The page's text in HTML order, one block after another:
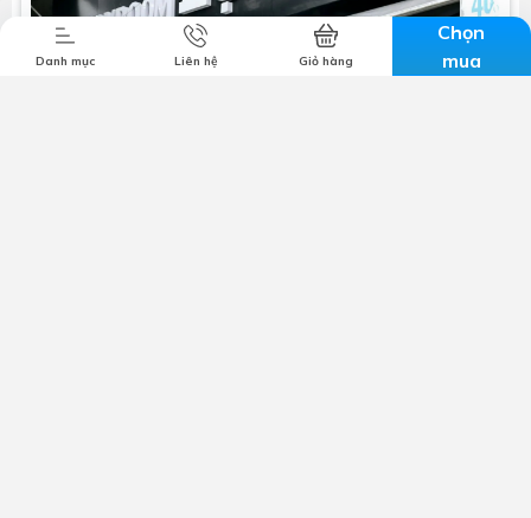
Danh mục Liên hệ Giỏ hàng
Chọn
mua